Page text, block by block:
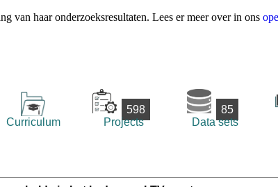
van haar onderzoeksresultaten. Lees er meer over in ons
Curriculum
598
Projects
85
Data sets